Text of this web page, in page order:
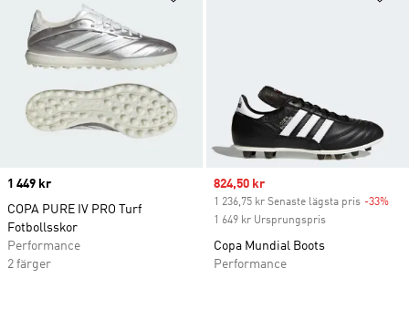
Price
1 449 kr
COPA PURE IV PRO Turf
Fotbollsskor
Performance
2 färger
Sale price
824,50 kr
1 236,75 kr Senaste lägsta pris -33%
1 649 kr Ursprungspris
Copa Mundial Boots
Performance